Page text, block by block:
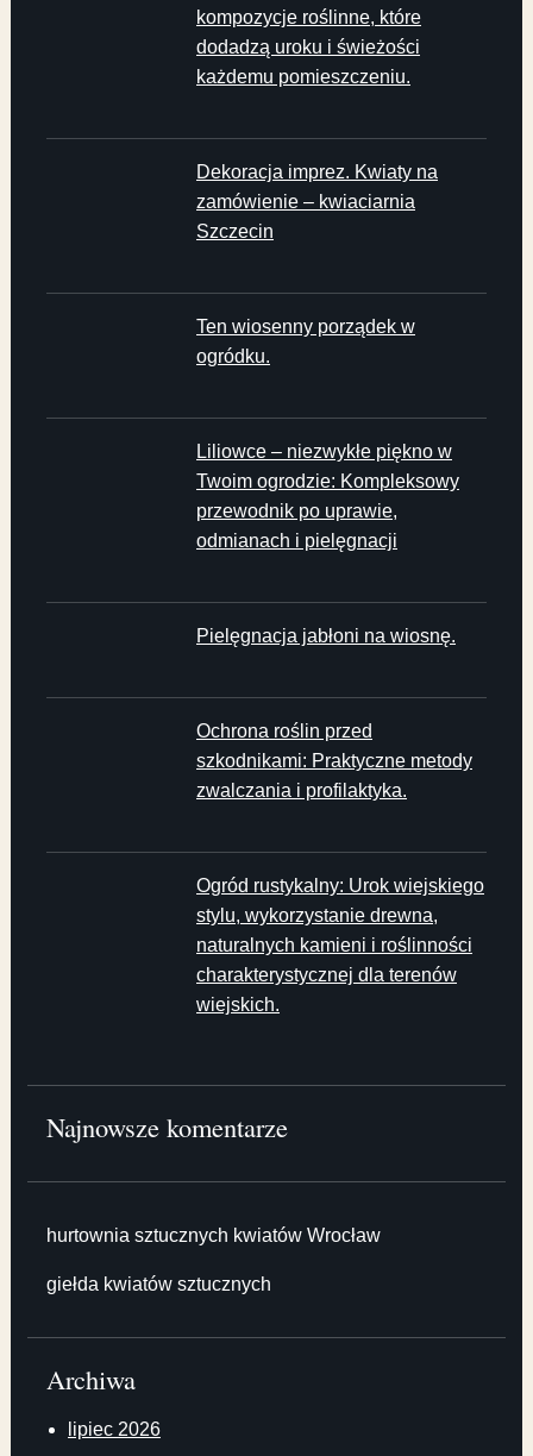
kompozycje roślinne, które
dodadzą uroku i świeżości
każdemu pomieszczeniu.
Dekoracja imprez. Kwiaty na
zamówienie – kwiaciarnia
Szczecin
Ten wiosenny porządek w
ogródku.
Liliowce – niezwykłe piękno w
Twoim ogrodzie: Kompleksowy
przewodnik po uprawie,
odmianach i pielęgnacji
Pielęgnacja jabłoni na wiosnę.
Ochrona roślin przed
szkodnikami: Praktyczne metody
zwalczania i profilaktyka.
Ogród rustykalny: Urok wiejskiego
stylu, wykorzystanie drewna,
naturalnych kamieni i roślinności
charakterystycznej dla terenów
wiejskich.
Najnowsze komentarze
hurtownia sztucznych kwiatów Wrocław
giełda kwiatów sztucznych
Archiwa
lipiec 2026